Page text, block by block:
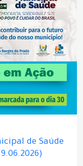
de Saúde